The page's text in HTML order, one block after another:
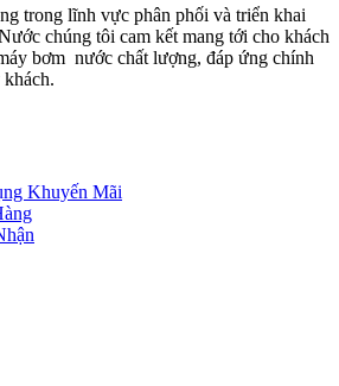
trong lĩnh vực phân phối và triển khai
chúng tôi cam kết mang tới cho khách
bơm nước chất lượng, đáp ứng chính
khách.
Khuyến Mãi